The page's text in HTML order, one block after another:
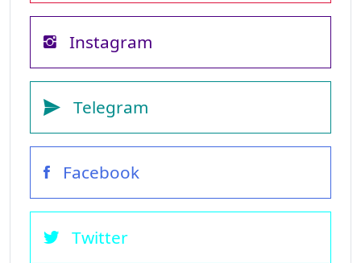
Instagram
Telegram
Facebook
Twitter